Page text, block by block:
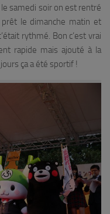
samedi soir on est rentré
le dimanche matin et
rythmé. Bon c’est vrai
rapide mais ajouté à la
ça a été sportif !